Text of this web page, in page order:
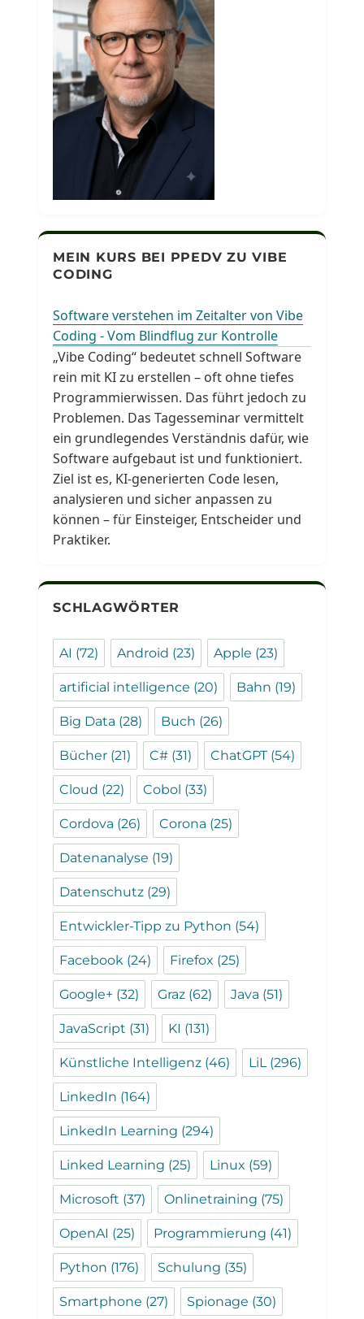
MEIN KURS BEI PPEDV ZU VIBE
CODING
Software verstehen im Zeitalter von Vibe
Coding - Vom Blindflug zur Kontrolle
„Vibe Coding“ bedeutet schnell Software
rein mit KI zu erstellen – oft ohne tiefes
Programmierwissen. Das führt jedoch zu
Problemen. Das Tagesseminar vermittelt
ein grundlegendes Verständnis dafür, wie
Software aufgebaut ist und funktioniert.
Ziel ist es, KI-generierten Code lesen,
analysieren und sicher anpassen zu
können – für Einsteiger, Entscheider und
Praktiker.
SCHLAGWÖRTER
AI (72) Android (23) Apple (23)
artificial intelligence (20) Bahn (19)
Big Data (28) Buch (26)
Bücher (21) C# (31) ChatGPT(54)
Cloud (22) Cobol (33)
Cordova (26) Corona (25)
Datenanalyse (19)
Datenschutz (29)
Entwickler-Tipp zu Python (54)
Facebook (24) Firefox (25)
Google+ (32) Graz (62) Java (51)
JavaScript (31) KI (131)
Künstliche Intelligenz (46) LiL(296)
LinkedIn (164)
LinkedIn Learning (294)
Linked Learning (25) Linux (59)
Microsoft (37) Onlinetraining (75)
OpenAI (25) Programmierung (41)
Python (176) Schulung (35)
Smartphone (27) Spionage (30)